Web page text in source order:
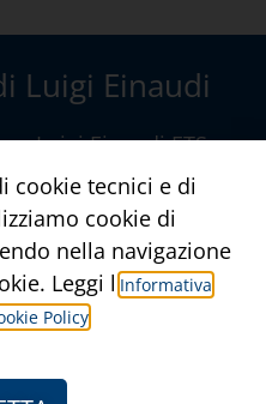
Luigi Einaudi
Luigi Einaudi ETS
10 – Roma
Crediti
& Privacy Policy
cookie tecnici e di
cookie di
nella navigazione
Leggi l’Informativa
Policy